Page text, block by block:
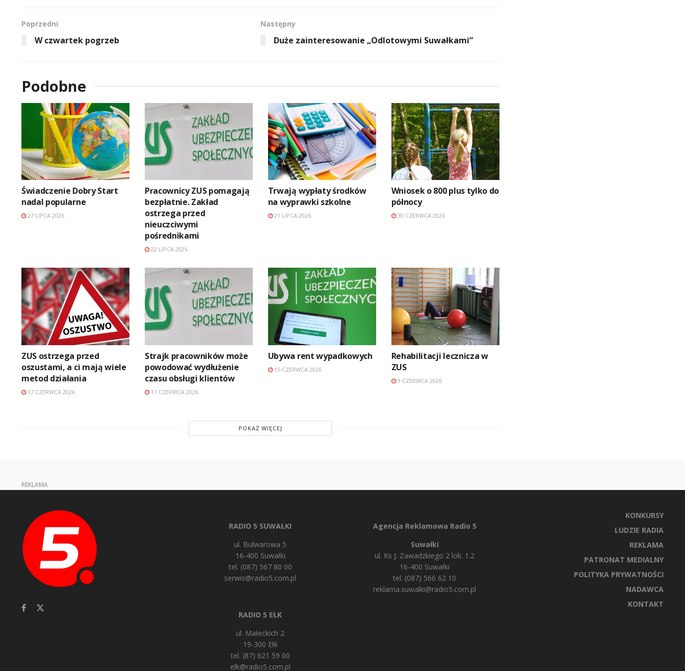
Poprzedni
W czwartek pogrzeb
Następny
Duże zainteresowanie „Odlotowymi Suwałkami”
Podobne
Świadczenie Dobry Start
nadal popularne
27 LIPCA 2026
Pracownicy ZUS pomagają
bezpłatnie. Zakład
ostrzega przed
nieuczciwymi
pośrednikami
22 LIPCA 2026
Trwają wypłaty środków
na wyprawki szkolne
21 LIPCA 2026
Wniosek o 800 plus tylko do
północy
30 CZERWCA 2026
ZUS ostrzega przed
oszustami, a ci mają wiele
metod działania
17 CZERWCA 2026
Strajk pracowników może
powodować wydłużenie
czasu obsługi klientów
17 CZERWCA 2026
Ubywa rent wypadkowych
15 CZERWCA 2026
Rehabilitacji lecznicza w
ZUS
9 CZERWCA 2026
POKAŻ WIĘCEJ
REKLAMA
RADIO 5 SUWAŁKI
ul. Bulwarowa 5
16-400 Suwałki
tel. (087) 567 80 00
serwis@radio5.com.pl
RADIO 5 EŁK
ul. Małeckich 2
19-300 Ełk
tel. (87) 621 59 00
elk@radio5.com.pl
Agencja Reklamowa Radio 5
Suwałki
ul. Ks J. Zawadzkiego 2 lok. 1.2
16-400 Suwałki
tel. (087) 566 62 10
reklama.suwalki@radio5.com.pl
KONKURSY
LUDZIE RADIA
REKLAMA
PATRONAT MEDIALNY
POLITYKA PRYWATNOŚCI
NADAWCA
KONTAKT